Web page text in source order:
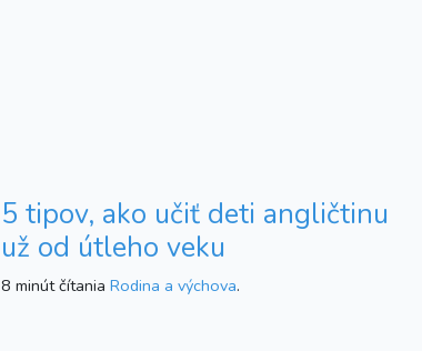
5 tipov, ako učiť deti angličtinu
už od útleho veku
8 minút čítania Rodina a výchova.